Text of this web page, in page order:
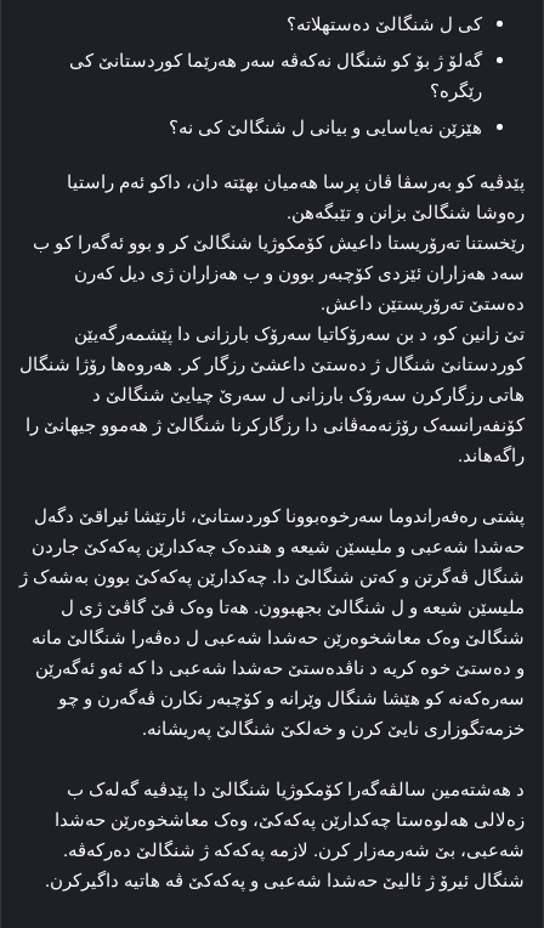
کی ل شنگالێ ده‌ستهلاتە؟
گه‌لۆ ژ بۆ کو شنگال نه‌که‌ڤه‌ سه‌ر هه‌رێما کوردستانێ کی
رێگره‌؟
هێزێن نه‌یاسایی و بیانی ل شنگالێ کی نه‌؟
پێدڤیە کو به‌رسڤا ڤان پرسا هه‌میان بهێته‌ دان، داکو ئه‌م راستیا
ره‌وشا شنگالێ بزانن و تێبگەهن.
رێخستنا ته‌رۆریستا داعیش کۆمکوژیا شنگالێ کر و بوو ئەگەرا کو ب
سه‌د هه‌زاران ئێزدی کۆچبەر بوون و ب هەزاران ژی دیل کەرن
دەستێ تەرۆریستێن داعش.
تێ زانین کو، د بن سه‌رۆکاتیا سه‌رۆک بارزانی دا پێشمه‌رگه‌یێن
کوردستانێ شنگال ژ ده‌ستێ داعشێ رزگار کر. هه‌روه‌ها رۆژا شنگال
هاتی رزگارکرن سه‌رۆک بارزانی ل سه‌رێ چیایێ شنگالێ د
کۆنفه‌رانسه‌ک رۆژنه‌مه‌ڤانی دا رزگارکرنا شنگالێ ژ هه‌موو جیهانێ را
راگەهاند.
پشتی ره‌فه‌راندوما سه‌رخوه‌بوونا کوردستانێ، ئارتێشا ئیراقێ دگه‌ل
حه‌شدا شه‌عبی و ملیسێن شیعه‌ و هنده‌ک چه‌کدارێن پەکەکێ جاردن
شنگال ڤه‌گرتن و که‌تن شنگالێ دا. چه‌کدارێن پەکەکێ بوون به‌شه‌ک ژ
ملیسێن شیعه‌ و ل شنگالێ بجهبوون. هه‌تا وه‌ک ڤێ گاڤێ ژی ل
شنگالێ وه‌ک معاشخوه‌رێن حه‌شدا شه‌عبی ل ده‌ڤه‌را شنگالێ مانە
و دەستێ خوە کریە د ناڤدەستێ حەشدا شەعبی دا کە ئەو ئەگەرێن
سەرەکەنە کو هێشا شنگال وێرانه‌ و کۆچبەر نکارن ڤه‌گه‌رن و چو
خزمه‌تگوزاری نایێ کرن و خه‌لکێ شنگالێ په‌ریشانه‌.
د هەشتەمین سالڤه‌گه‌را کۆمکوژیا شنگالێ دا پێدڤیە گه‌له‌ک ب
زه‌لالی هه‌لوه‌ستا چه‌کدارێن پەکەکێ، وه‌ک معاشخوەرێن حه‌شدا
شه‌عبی، بێ شه‌رمه‌زار کرن. لازمە پەکەکە ژ شنگالێ ده‌رکه‌ڤه‌.
شنگال ئیرۆ ژ ئالیێ حه‌شدا شه‌عبی و پەکەکێ ڤه‌ هاتیه‌ داگیرکرن.